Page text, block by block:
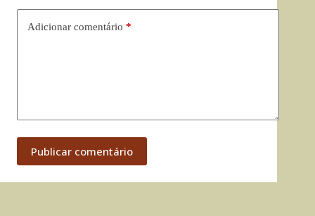
Adicionar comentário *
Publicar comentário